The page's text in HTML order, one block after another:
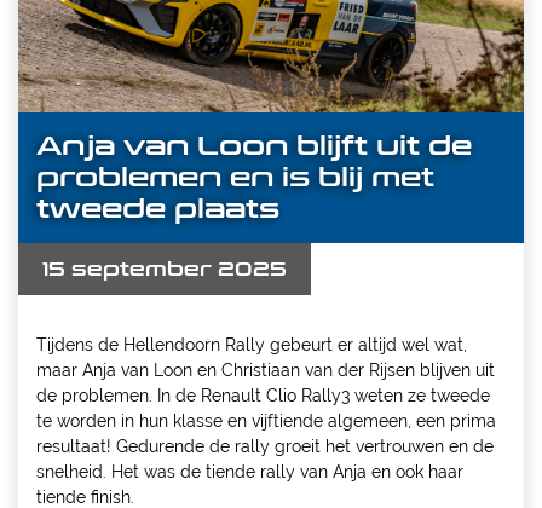
Anja van Loon blijft uit de
problemen en is blij met
tweede plaats
15 september 2025
Tijdens de Hellendoorn Rally gebeurt er altijd wel wat,
maar Anja van Loon en Christiaan van der Rijsen blijven uit
de problemen. In de Renault Clio Rally3 weten ze tweede
te worden in hun klasse en vijftiende algemeen, een prima
resultaat! Gedurende de rally groeit het vertrouwen en de
snelheid. Het was de tiende rally van Anja en ook haar
tiende finish.